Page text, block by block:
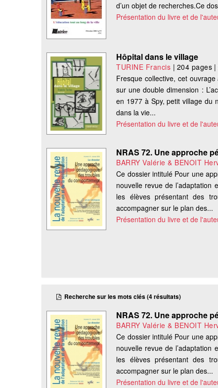
d’un objet de recherches.Ce
Présentation du livre et de
Hôpital dans le village
TURINE Francis | 204 pages |
Fresque collective, cet
sur une double dimension :
en 1977 à Spy, petit village du
dans la vie...
Présentation du livre et de
NRAS 72. Une approche
BARRY Valérie & BENOIT
Ce dossier intitulé Pour une
nouvelle revue de
les élèves présentant des
accompagner sur le plan des...
Présentation du livre et de
Recherche sur les mots clés (4 résultats)
NRAS 72. Une approche
BARRY Valérie & BENOIT
Ce dossier intitulé Pour une
nouvelle revue de
les élèves présentant des
accompagner sur le plan des...
Présentation du livre et de